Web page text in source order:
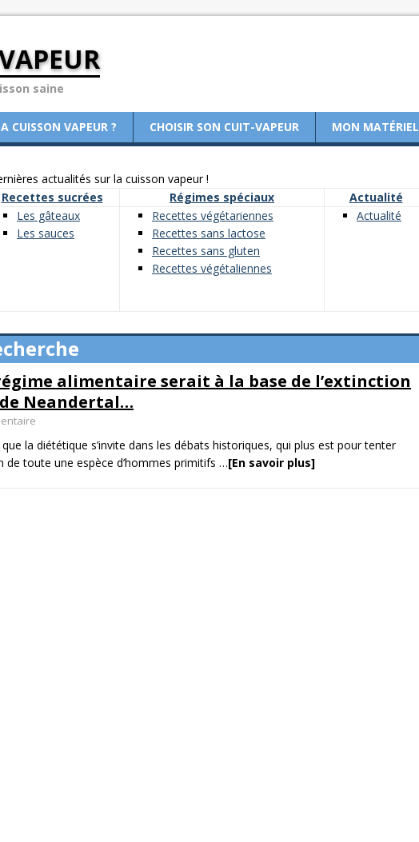
saine
CUISSON VAPEUR ? CHOISIR SON CUIT-VAPEUR MON MATÉRIEL
actualités sur la cuisson vapeur !
Recettes sucrées Régimes spéciaux
Actualité
Les gâteaux
Les sauces
Recettes végétariennes
Recettes sans lactose
Recettes sans gluten
Recettes végétaliennes
Actualité
alimentaire serait à la base de l’extinction
Neandertal…
que la diététique s’invite dans les débats historiques, qui plus est pour tenter
de toute une espèce d’hommes primitifs …[En savoir plus]